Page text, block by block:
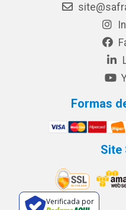
Formas
Site
Verificada por